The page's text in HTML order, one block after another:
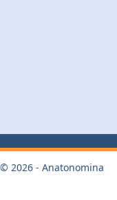
© 2026 - Anatonomina